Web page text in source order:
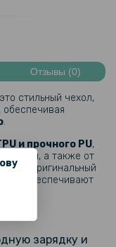
17 Pro на заднюю
17 Pro на заднюю
Отзывы (0)
стильный чехол,
.
и прочного PU,
а также от
оригинальный
обеспечивают
зарядку и